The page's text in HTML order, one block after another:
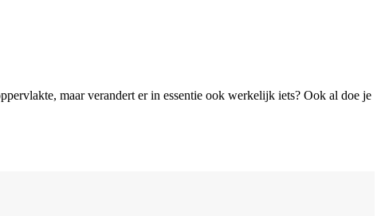
maar verandert er in essentie ook werkelijk iets? Ook al doe je